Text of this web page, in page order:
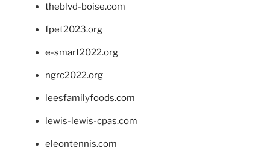
theblvd-boise.com
fpet2023.org
e-smart2022.org
ngrc2022.org
leesfamilyfoods.com
lewis-lewis-cpas.com
eleontennis.com